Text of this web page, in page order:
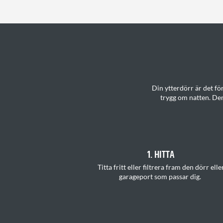
Din ytterdörr är det
trygg om natten.
1. HITTA
Tittafritteller filtrera fram den dörr
garageport som passardig.